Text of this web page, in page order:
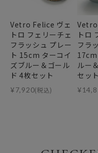
Vetro Felice ヴェ
トロ フェリーチェ
フラッシュ プレー
ト 15cm ターコイ
ズブルー＆ゴール
ド 4枚セット
¥7,920(税込)
Vetro
トロ
フラ
ルー
セット
¥